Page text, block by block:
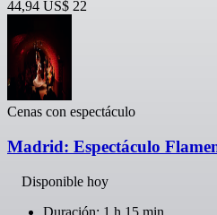
44,94 US$ 22
Cenas con espectáculo
Madrid: Espectáculo
Disponible hoy
Duración: 1 h 15 min